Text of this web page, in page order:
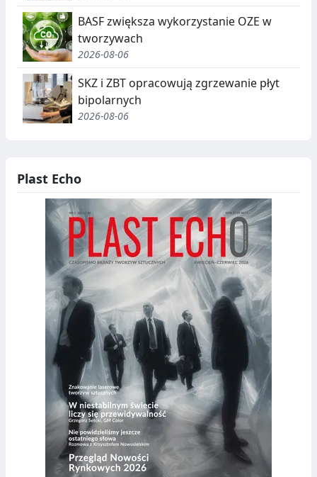
BASF zwiększa wykorzystanie OZE w
tworzywach
2026-08-06
SKZ i ZBT opracowują zgrzewanie płyt
bipolarnych
2026-08-06
Plast Echo